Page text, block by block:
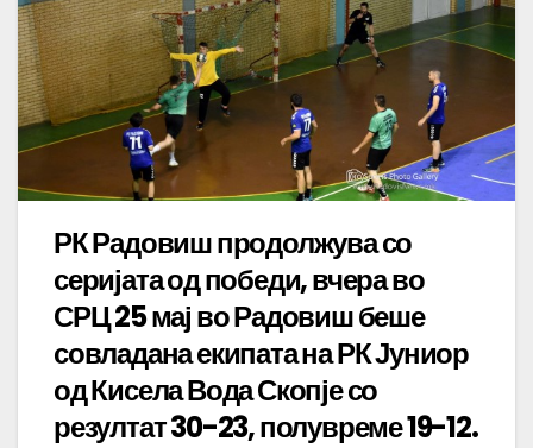
РК Радовиш продолжува со
серијата од победи, вчера во
СРЦ 25 мај во Радовиш беше
совладана екипата на РК Јуниор
од Кисела Вода Скопје со
резултат 30-23, полувреме 19-12.